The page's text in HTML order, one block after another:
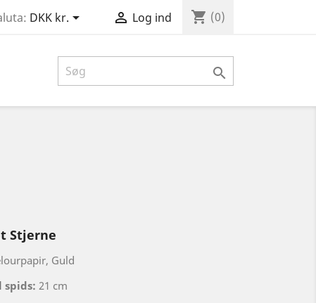
DKK kr.  Log ind shopping_cart (0)

Stjerne
Guld
21 cm